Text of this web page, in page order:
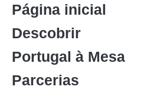
Página inicial
Descobrir
Portugal à Mesa
Parcerias